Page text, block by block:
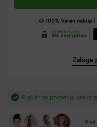
100% Varen nakup
Zaloga
Plačilo po povzetju, preko
8 od